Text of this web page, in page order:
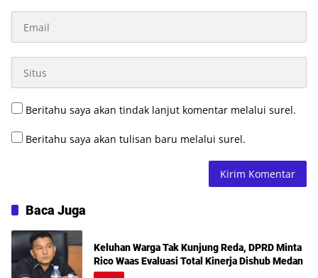
Beritahu saya akan tindak lanjut komentar melalui surel.
Beritahu saya akan tulisan baru melalui surel.
Baca Juga
Keluhan Warga Tak Kunjung Reda, DPRD Minta
Rico Waas Evaluasi Total Kinerja Dishub Medan